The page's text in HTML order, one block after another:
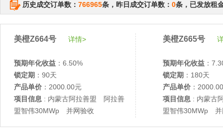
历史成交订单数： 766965条，昨日成交订单数： 0条，已发放租
美橙Z664号 详情>
预期年化收益 ：6.50%
锁定期 ：90天
产品单价 ：2000.00元
项目信息 : 内蒙古阿拉善盟 阿拉善
盟智伟30MWp 并网验收
美橙Z665号
预期年化收益 ：
锁定期 ：180天
产品单价 ：
项目信息 : 内蒙古
盟智伟30MWp 并